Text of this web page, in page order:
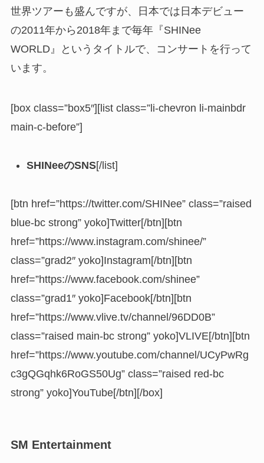
世界ツアーも盛んですが、日本では日本デビュー
の2011年から2018年まで毎年『SHINee
WORLD』というタイトルで、コンサートを行って
います。
[box class=”box5″][list class=”li-chevron li-mainbdr
main-c-before”]
SHINeeのSNS[/list]
[btn href=”https://twitter.com/SHINee” class=”raised
blue-bc strong” yoko]Twitter[/btn][btn
href=”https://www.instagram.com/shinee/”
class=”grad2″ yoko]Instagram[/btn][btn
href=”https://www.facebook.com/shinee”
class=”grad1″ yoko]Facebook[/btn][btn
href=”https://www.vlive.tv/channel/96DD0B”
class=”raised main-bc strong” yoko]VLIVE[/btn][btn
href=”https://www.youtube.com/channel/UCyPwRg
c3gQGqhk6RoGS50Ug” class=”raised red-bc
strong” yoko]YouTube[/btn][/box]
SM Entertainment